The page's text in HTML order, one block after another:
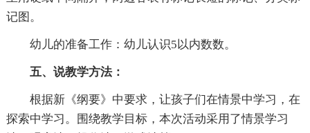
记图。
幼儿的准备工作：幼儿认识5以内数数。
五、说教学方法：
根据新《纲要》中要求，让孩子们在情景中学习，在
探索中学习。围绕教学目标，本次活动采用了情景学习